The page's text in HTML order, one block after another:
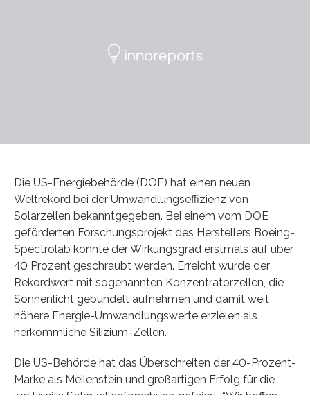
Die US-Energiebehörde (DOE) hat einen neuen
Weltrekord bei der Umwandlungseffizienz von
Solarzellen bekanntgegeben. Bei einem vom DOE
geförderten Forschungsprojekt des Herstellers Boeing-
Spectrolab konnte der Wirkungsgrad erstmals auf über
40 Prozent geschraubt werden. Erreicht wurde der
Rekordwert mit sogenannten Konzentratorzellen, die
Sonnenlicht gebündelt aufnehmen und damit weit
höhere Energie-Umwandlungswerte erzielen als
herkömmliche Silizium-Zellen.
Die US-Behörde hat das Überschreiten der 40-Prozent-
Marke als Meilenstein und großartigen Erfolg für die